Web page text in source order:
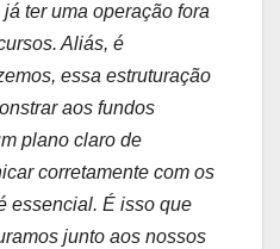
ter uma operação fora
Aliás, é
essa estruturação
aos fundos
plano claro de
corretamente com os
essencial. É isso que
junto aos nossos